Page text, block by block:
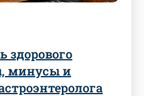
здорового
минусы и